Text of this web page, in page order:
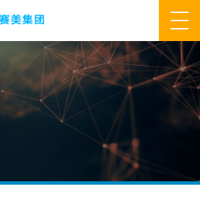
合作流程 产品中心
品质优势 产能优势
设备优势